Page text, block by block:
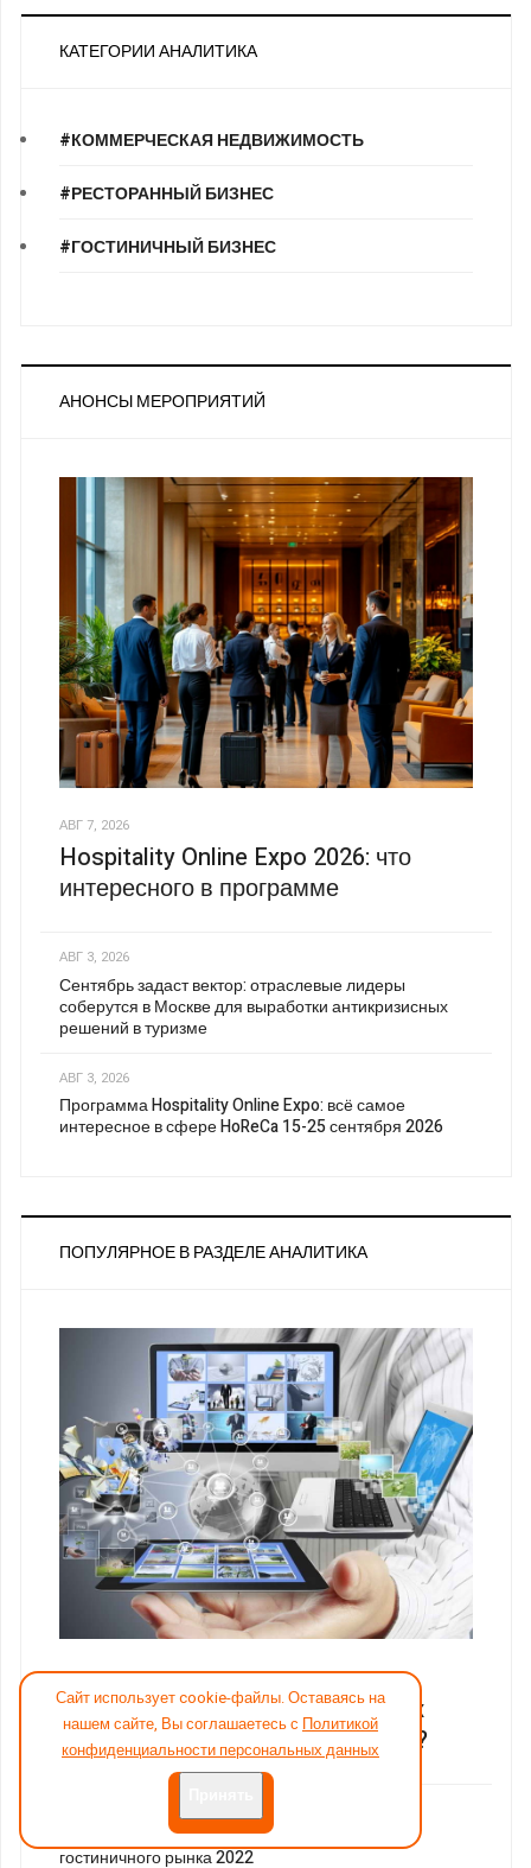
КАТЕГОРИИ АНАЛИТИКА
#КОММЕРЧЕСКАЯ НЕДВИЖИМОСТЬ
#РЕСТОРАННЫЙ БИЗНЕС
#ГОСТИНИЧНЫЙ БИЗНЕС
АНОНСЫ МЕРОПРИЯТИЙ
АВГ 7, 2026
Hospitality Online Expo 2026: что
интересного в программе
АВГ 3, 2026
Сентябрь задаст вектор: отраслевые лидеры
соберутся в Москве для выработки антикризисных
решений в туризме
АВГ 3, 2026
Программа Hospitality Online Expo: всё самое
интересное в сфере HoReCa 15-25 сентября 2026
ПОПУЛЯРНОЕ В РАЗДЕЛЕ АНАЛИТИКА
МАРТ 14, 2022
Система управления отелем: Как
выбрать наиболее оптимальную?
Управляющие компании отелями: Обзор
гостиничного рынка 2022
Сайт использует cookie-файлы. Оставаясь на
нашем сайте, Вы соглашаетесь с Политикой
конфиденциальности персональных данных